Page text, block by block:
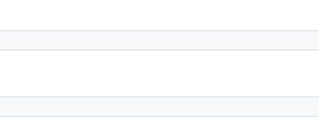
документы и договор